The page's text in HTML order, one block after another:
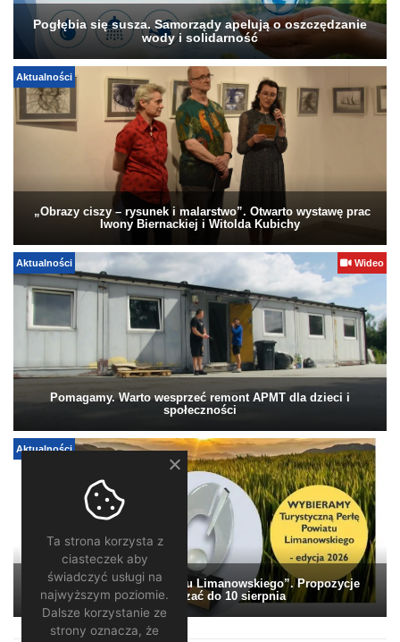
Pogłębia się susza. Samorządy apelują o oszczędzanie
wody i solidarność
Aktualności
„Obrazy ciszy – rysunek i malarstwo”. Otwarto wystawę prac
Iwony Biernackiej i Witolda Kubichy
Aktualności Wideo
Pomagamy. Warto wesprzeć remont APMT dla dzieci i
społeczności
Aktualności
„Turystyczna Perła Powiatu Limanowskiego”. Propozycje
można zgłaszać do 10 sierpnia
Ta strona korzysta z
ciasteczek aby
świadczyć usługi na
najwyższym poziomie.
Dalsze korzystanie ze
strony oznacza, że